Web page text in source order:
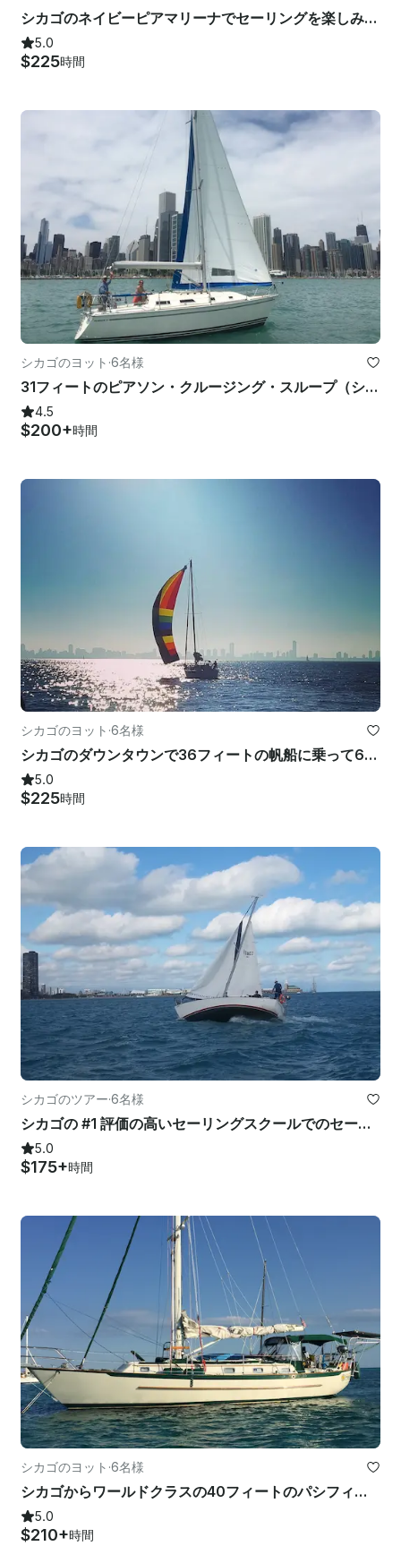
シカゴのネイビーピアマリーナでセーリングを楽しみましょう-美しい36フィートのカタリナヨット
5.0
$225時間
シカゴのヨット ·6名様
31フィートのピアソン・クルージング・スループ（シカゴ）をチャーターしよう
4.5
$200+時間
シカゴのヨット ·6名様
シカゴのダウンタウンで36フィートの帆船に乗って6名で出航しましょう
5.0
$225時間
シカゴのツアー·6名様
シカゴの #1 評価の高いセーリングスクールでのセーリングレッスン
5.0
$175+時間
シカゴのヨット ·6名様
シカゴからワールドクラスの40フィートのパシフィックシークラフトヨットに乗ってセーリングに出かけましょう
5.0
$210+時間